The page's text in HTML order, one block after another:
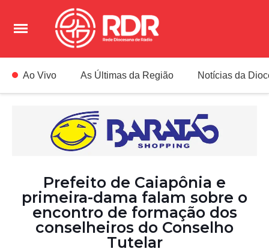
Ao Vivo As Últimas da Região Notícias da
Prefeito de Caiapônia e
primeira-dama falam sobre o
encontro de formação dos
conselheiros do Conselho
Tutelar